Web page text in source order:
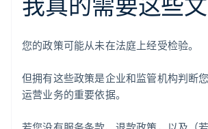
您的政策可能从未在法庭上经受检验。
但拥有这些政策是企业和监管机构判断
运营业务的重要依据。